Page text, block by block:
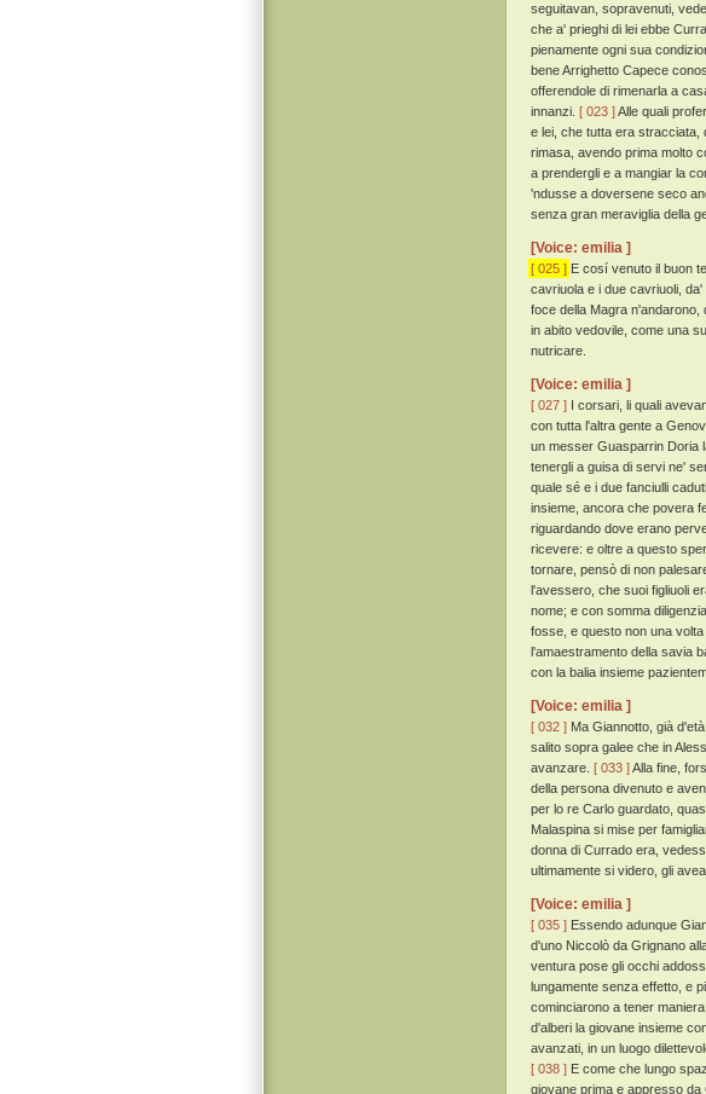
seguitavan, sopravenuti,
che a' prieghi di lei ebbe
pienamente ogni sua
bene Arrighetto Capece
offerendole di rimenarla a
innanzi. [ 023 ]Alle quali
e lei, che tutta era stracciata,
rimasa, avendo prima molto
a prendergli e a mangiar la
'ndusse a doversene seco
senza gran meraviglia della
[Voice: emilia ]
[ 025 ] E cosí venuto il buon
cavriuola e i due cavriuoli,
foce della Magra n'andarono,
in abito vedovile, come una
nutricare.
[Voice: emilia ]
[ 027 ] I corsari, li quali
con tutta l'altra gente a
un messer Guasparrin Doria
tenergli a guisa di servi ne'
quale sé e i due fanciulli
insieme, ancora che povera
riguardando dove erano
ricevere: e oltre a questo
tornare, pensò di non
l'avessero, che suoi figliuoli
nome; e con somma
fosse, e questo non una
l'amaestramento della savia
con la balia insieme
[Voice: emilia ]
[ 032 ] Ma Giannotto, già
salito sopra galee che in
avanzare. [ 033 ]Alla fine,
della persona divenuto e
per lo re Carlo guardato,
Malaspina si mise per
donna di Currado era,
ultimamente si videro, gli
[Voice: emilia ]
[ 035 ] Essendo adunque
d'uno Niccolò da Grignano
ventura pose gli occhi
lungamente senza effetto, e
cominciarono a tener
d'alberi la giovane insieme
avanzati, in un luogo
[ 038 ] E come che lungo
giovane prima e appresso